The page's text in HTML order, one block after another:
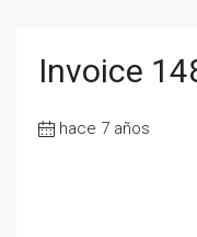
Invoice
hace 7 años